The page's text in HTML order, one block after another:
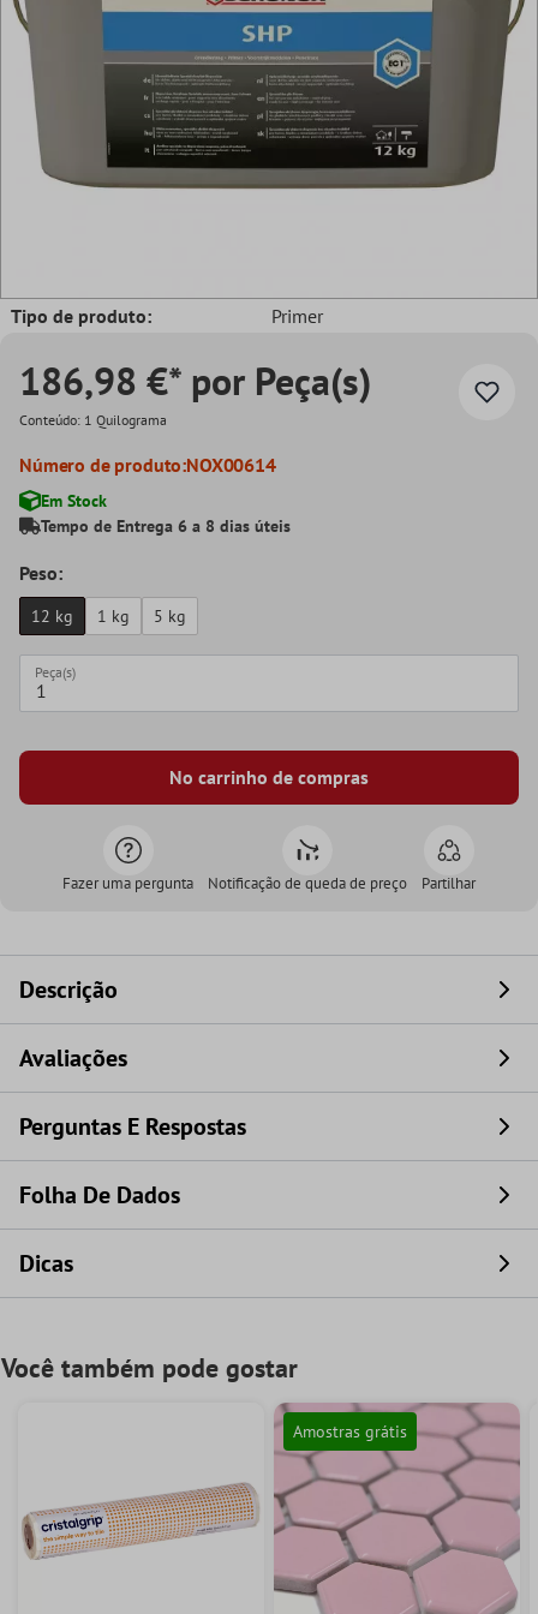
Tipo de produto: Primer
186,98 €* por Peça(s)
Conteúdo: 1 Quilograma
Número de produto:NOX00614
Em Stock
Tempo de Entrega 6 a 8 dias úteis
Peso:
12 kg 1 kg 5 kg
Peça(s)
No carrinho de compras
Fazer uma pergunta Notificação de queda de preço Partilhar
Descrição
Avaliações
Perguntas E Respostas
Folha De Dados
Dicas
Você também pode gostar
Amostras grátis